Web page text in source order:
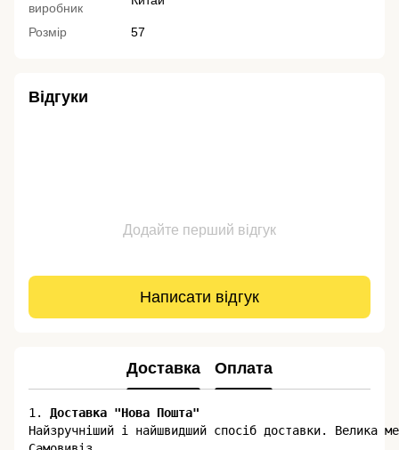
виробник
Розмір 57
Відгуки
Додайте перший відгук
Написати відгук
Доставка Оплата
1. Доставка "Нова Пошта"
​​Найзручніший і найшвидший спосіб доставки. Велика